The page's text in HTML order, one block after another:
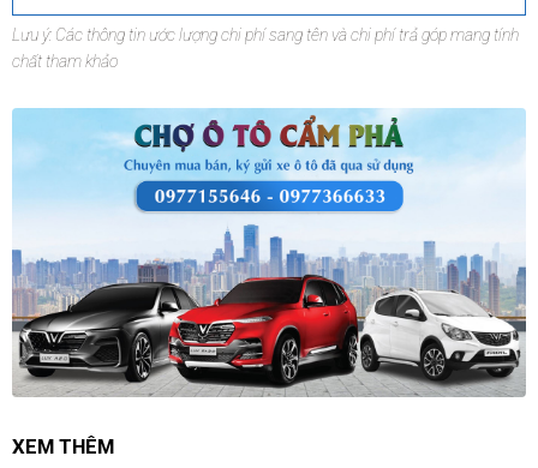
Lưu ý: Các thông tin ước lượng chi phí sang tên và chi phí trả góp mang tính
chất tham khảo
XEM THÊM